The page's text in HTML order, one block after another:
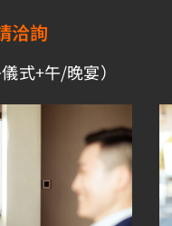
洽詢
式+午/晚宴）